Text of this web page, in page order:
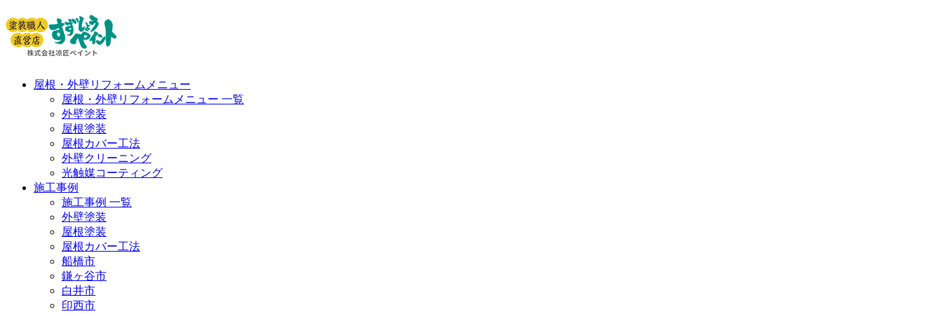
屋根・外壁リフォームメニュー
屋根・外壁リフォームメニュー 一覧
外壁塗装
屋根塗装
屋根カバー工法
外壁クリーニング
光触媒コーティング
施工事例
施工事例 一覧
外壁塗装
屋根塗装
屋根カバー工法
船橋市
鎌ヶ谷市
白井市
印西市